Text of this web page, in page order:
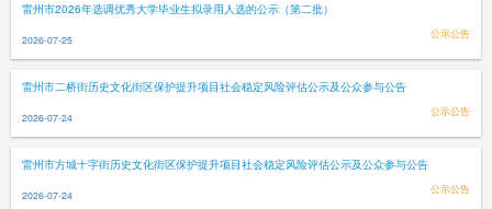
雷州市2026年选调优秀大学毕业生拟录用人选的公示（第二批）
2026-07-25 公示公告
雷州市二桥街历史文化街区保护提升项目社会稳定风险评估公示及公众参与公告
2026-07-24 公示公告
雷州市方城十字街历史文化街区保护提升项目社会稳定风险评估公示及公众参与公告
2026-07-24 公示公告